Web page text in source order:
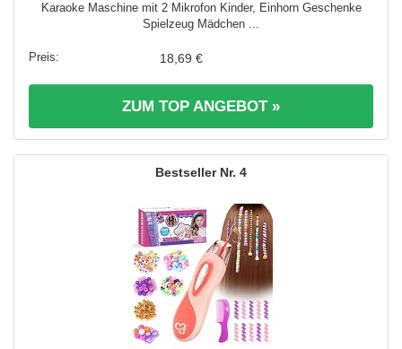
Karaoke Maschine mit 2 Mikrofon Kinder, Einhorn Geschenke
Spielzeug Mädchen ...
18,69 €
ZUM TOP ANGEBOT »
4